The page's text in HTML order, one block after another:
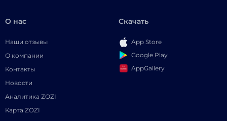
О нас
Наши отзывы
О компании
Контакты
Новости
Аналитика ZOZI
Карта ZOZI
Скачать
App Store
Google Play
AppGallery